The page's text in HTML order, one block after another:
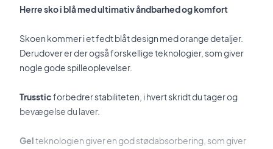
Herre sko i blå med ultimativ åndbarhed og komfort
Skoen kommer i et fedt blåt design med orange detaljer.
Derudover er der også forskellige teknologier, som giver
nogle gode spilleoplevelser.
Trussticforbedrer stabiliteten, i hvert skridt du tager og
bevægelse du laver.
Gelteknologien giver en god stødabsorbering, som giver